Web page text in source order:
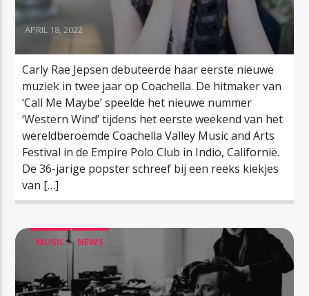
APRIL 18, 2022
Carly Rae Jepsen debuteerde haar eerste nieuwe
muziek in twee jaar op Coachella. De hitmaker van
‘Call Me Maybe’ speelde het nieuwe nummer
‘Western Wind’ tijdens het eerste weekend van het
wereldberoemde Coachella Valley Music and Arts
Festival in de Empire Polo Club in Indio, Californië.
De 36-jarige popster schreef bij een reeks kiekjes
van […]
MUSIC NEWS